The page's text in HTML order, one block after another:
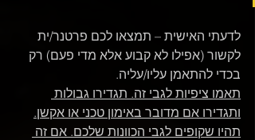
לדעתי האישית – תמצאו לכם פרטנר/ית
לקשור (אפילו לא קבוע אלא מדי פעם) רק
בכדי להתאמן עליו/עליה.
תאמו ציפיות לגבי זה. תגדירו גבולות
ותגדירו אם מדובר באימון טכני או אקשן.
תהיו שקופים לגבי הכוונות שלכם. אם זה